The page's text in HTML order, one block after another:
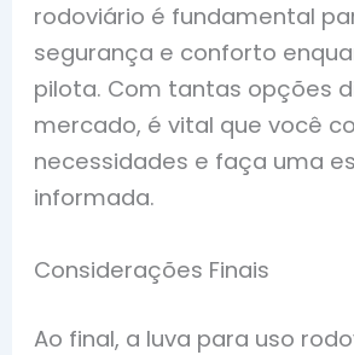
rodoviário é fundamental
segurança e conforto
pilota. Com tantas opções
mercado, é vital que você
necessidades e faça uma
informada.
Considerações Finais
Ao final, a luva para uso